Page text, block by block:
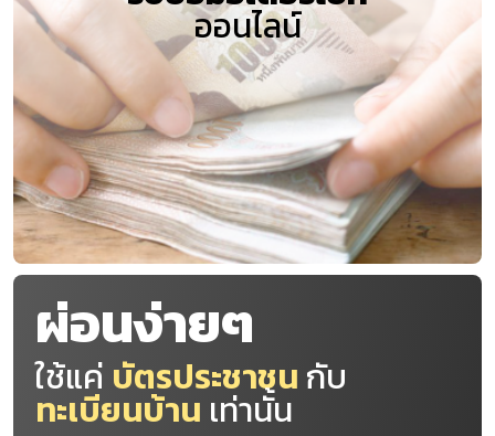
ออนไลน์
ผ่อนง่ายๆ
ใช้แค่ บัตรประชาชน กับ
ทะเบียนบ้าน เท่านั้น